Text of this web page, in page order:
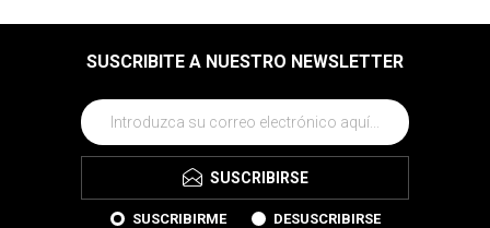
SUSCRIBITE A NUESTRO NEWSLETTER
SUSCRIBIRSE
SUSCRIBIRME DESUSCRIBIRSE